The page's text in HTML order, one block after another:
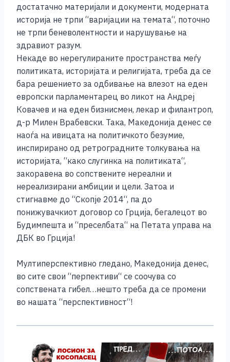
достатачно материјали и документи, модерната
историја не трпи “варијации на темата“, поточно
не трпи беневолентности и нарушување на
здравиот разум.
Некаде во нерегулираните пространства меѓу
политиката, историјата и религијата, треба да се
бара решението за одбивање на влезот на еден
европски парламентарец во ликот на Андреј
Ковачев и на еден бизнисмен, лекар и филантроп,
д-р Милен Врабевски. Така, Македонија денес се
наоѓа на ивицата на политичкото безумие,
инспирирано од ретроградните толкувања на
историјата, “како слугинка на политиката“,
закоравена во сопствените нереални и
нереализирани амбиции и цели. Затоа и
стигнавме до “Скопје 2014“, па до
понижувачкиот договор со Грција, бегалецот во
Будимпешта и “преселбата“ на Петата управа на
ДБК во Грција!
Мултиперспективно гледано, Македонија денес,
во сите свои “перпективи“ се соочува со
сопствената гибел…нешто треба да се промени
во нашата “перспективност“!